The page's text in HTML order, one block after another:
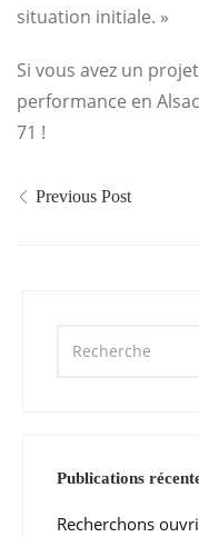
situation initiale. »
Si vous avez un
performance en
71 !
Previous Post
Publications
Recherchons